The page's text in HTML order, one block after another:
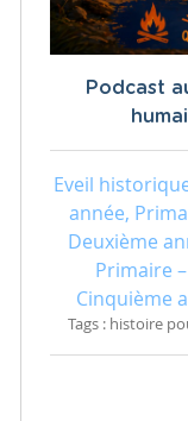
Podcast
Eveil
année,
Deuxième
Primaire
Cinquième
Tags : histoire